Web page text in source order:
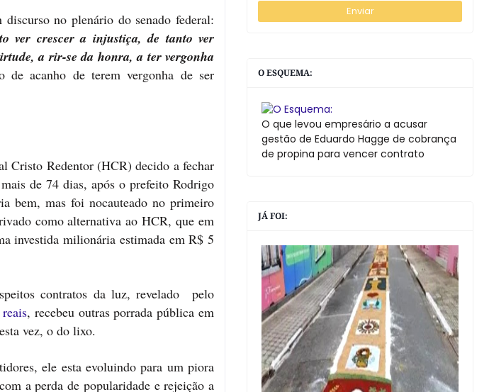
no plenário do senado federal:
ver crescer a injustiça, de tanto ver
a rir-se da honra, a ter vergonha
acanho de terem vergonha de ser
Cristo Redentor (HCR) decido a fechar
de 74 dias, após o prefeito Rodrigo
bem, mas foi nocauteado no primeiro
como alternativa ao HCR, que em
investida milionária estimada em R$ 5
contratos da luz, revelado pelo
, recebeu outras porrada pública em
vez, o do lixo.
ele esta evoluindo para um piora
a perda de popularidade e rejeição a
O ESQUEMA:
O que levou empresário a acusar
gestão de Eduardo Hagge de cobrança
de propina para vencer contrato
JÁ FOI: